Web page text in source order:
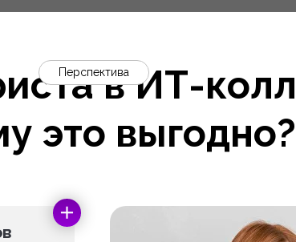
в ИТ-
это выгодно?
Перспектива